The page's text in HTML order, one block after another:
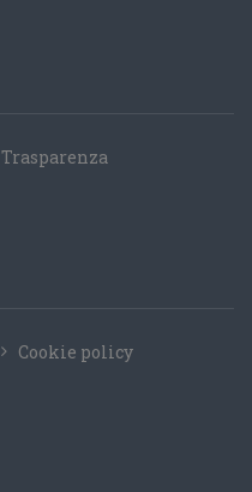
Trasparenza
Cookie policy